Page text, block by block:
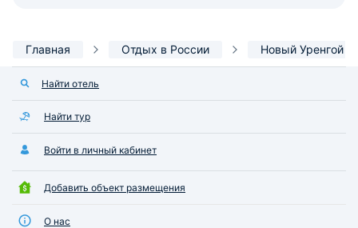
Главная Отдых в России Новый Уренгой
Найти отель
Найти тур
Войти в личный кабинет
Добавить объект размещения
О нас